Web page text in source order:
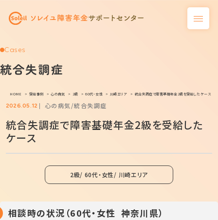
Cases
統合失調症
HOME 受給事例 心の病気 2級 60代・女性 川崎エリア 統合失調症で障害基礎年金2級を受給したケース
2026.05.12 心の病気 統合失調症
統合失調症で障害基礎年金2級を受給した
ケース
2級 60代・女性 川崎エリア
相談時の状況（60代・女性 神奈川県）